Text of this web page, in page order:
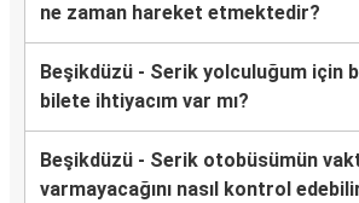
ne zaman hareket etmektedir?
Beşikdüzü - Serik yolculuğum için
bilete ihtiyacım var mı?
Beşikdüzü - Serik otobüsümün
varmayacağını nasıl kontrol